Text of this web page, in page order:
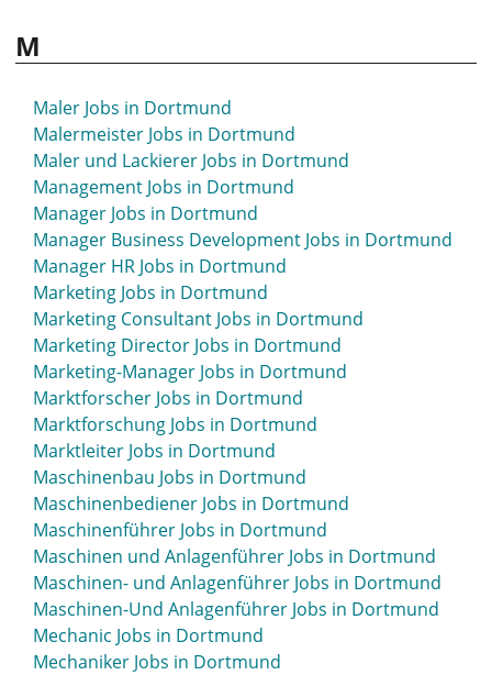
Logistik Jobs in Dortmund
Logistikleiter Jobs in Dortmund
Lohnbuchhalter Jobs in Dortmund
Lohnbuchhaltung Jobs in Dortmund
M
Maler Jobs in Dortmund
Malermeister Jobs in Dortmund
Maler und Lackierer Jobs in Dortmund
Management Jobs in Dortmund
Manager Jobs in Dortmund
Manager Business Development Jobs in Dortmund
Manager HR Jobs in Dortmund
Marketing Jobs in Dortmund
Marketing Consultant Jobs in Dortmund
Marketing Director Jobs in Dortmund
Marketing-Manager Jobs in Dortmund
Marktforscher Jobs in Dortmund
Marktforschung Jobs in Dortmund
Marktleiter Jobs in Dortmund
Maschinenbau Jobs in Dortmund
Maschinenbediener Jobs in Dortmund
Maschinenführer Jobs in Dortmund
Maschinen und Anlagenführer Jobs in Dortmund
Maschinen- und Anlagenführer Jobs in Dortmund
Maschinen-Und Anlagenführer Jobs in Dortmund
Mechanic Jobs in Dortmund
Mechaniker Jobs in Dortmund